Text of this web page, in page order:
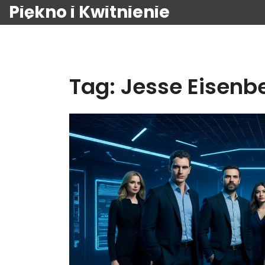
Piękno i Kwitnienie
Tag: Jesse